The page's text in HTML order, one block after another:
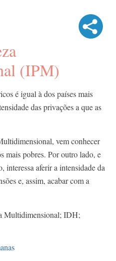
(IPM)
é igual à dos países mais
das privações a que as
vem conhecer
mais pobres. Por outro lado, e
interessa aferir a intensidade da
e, assim, acabar com a
Multidimensional; IDH;